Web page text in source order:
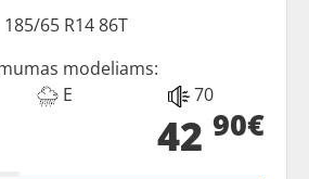
185/65 R14 86T
modeliams:
E 70
42 90€